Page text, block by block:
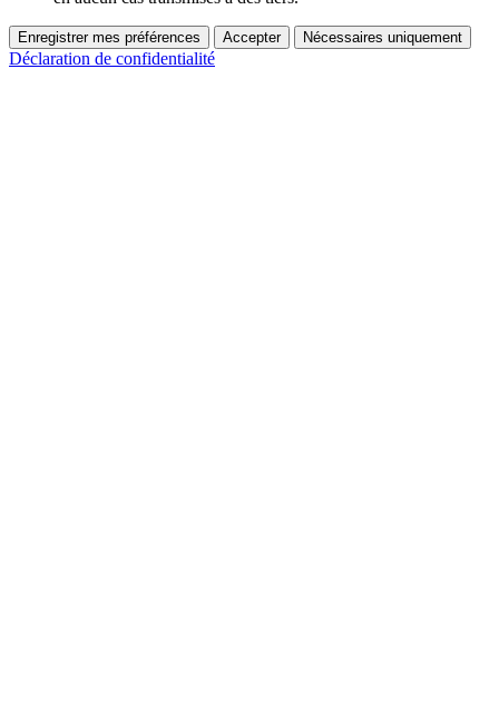
Enregistrer mes préférences Accepter Nécessaires uniquement
Déclaration de confidentialité